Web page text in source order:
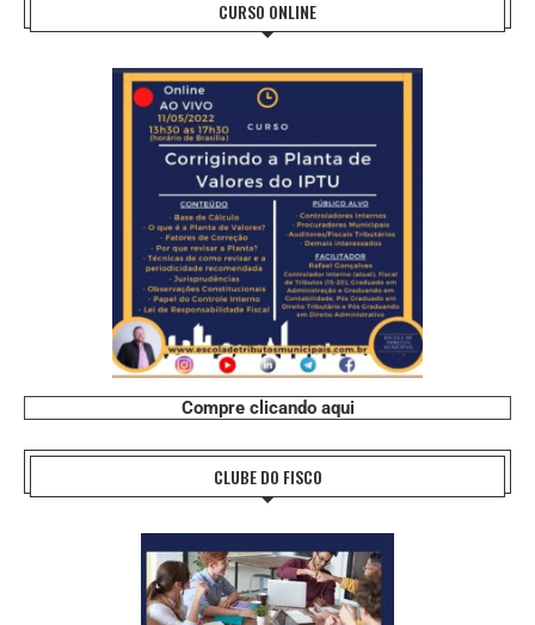
CURSO ONLINE
Compre clicando aqui
CLUBE DO FISCO